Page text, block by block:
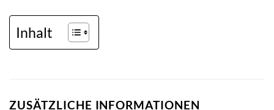
Inhalt
ZUSÄTZLICHE INFORMATIONEN